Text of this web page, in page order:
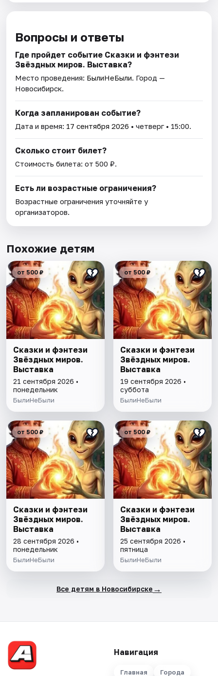
Вопросы и ответы
Где пройдет событие Сказки и фэнтези
Звёздных миров. Выставка?
Место проведения: БылиНеБыли. Город —
Новосибирск.
Когда запланирован событие?
Дата и время: 17 сентября 2026 • четверг • 15:00.
Сколько стоит билет?
Стоимость билета: от 500 ₽.
Есть ли возрастные ограничения?
Возрастные ограничения уточняйте у
организаторов.
Похожие детям
от 500 ₽
Сказки и фэнтези
Звёздных миров.
Выставка
21 сентября 2026 •
понедельник
БылиНеБыли
от 500 ₽
Сказки и фэнтези
Звёздных миров.
Выставка
19 сентября 2026 •
суббота
БылиНеБыли
от 500 ₽
Сказки и фэнтези
Звёздных миров.
Выставка
28 сентября 2026 •
понедельник
БылиНеБыли
от 500 ₽
Сказки и фэнтези
Звёздных миров.
Выставка
25 сентября 2026 •
пятница
БылиНеБыли
Все детям в Новосибирске →
Навигация
Главная Города